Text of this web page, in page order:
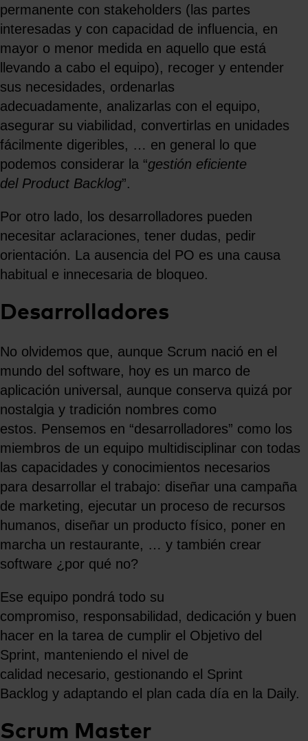
permanente con stakeholders (las partes
interesadas y con capacidad de influencia, en
mayor o menor medida en aquello que está
llevando a cabo el equipo), recoger y entender
sus necesidades, ordenarlas
adecuadamente, analizarlas con el equipo,
asegurar su viabilidad, convertirlas en unidades
fácilmente digeribles, … en general lo que
podemos considerar la “gestión eficiente
del Product Backlog”.
Por otro lado, los desarrolladores pueden
necesitar aclaraciones, tener dudas, pedir
orientación. La ausencia del PO es una causa
habitual e innecesaria de bloqueo.
Desarrolladores
No olvidemos que, aunque Scrum nació en el
mundo del software, hoy es un marco de
aplicación universal, aunque conserva quizá por
nostalgia y tradición nombres como
estos. Pensemos en “desarrolladores” como los
miembros de un equipo multidisciplinar con todas
las capacidades y conocimientos necesarios
para desarrollar el trabajo: diseñar una campaña
de marketing, ejecutar un proceso de recursos
humanos, diseñar un producto físico, poner en
marcha un restaurante, … y también crear
software ¿por qué no?
Ese equipo pondrá todo su
compromiso, responsabilidad, dedicación y buen
hacer en la tarea de cumplir el Objetivo del
Sprint, manteniendo el nivel de
calidad necesario, gestionando el Sprint
Backlog y adaptando el plan cada día en la Daily.
Scrum Master